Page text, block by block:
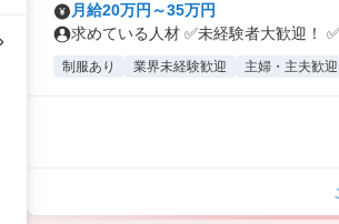
月給20万円～35万円
求めている人材 ✅未経験者大歓迎！
制服あり 業界未経験歓迎 主婦・主夫歓迎